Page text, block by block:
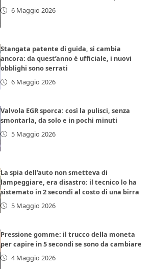
6 Maggio 2026
Stangata patente di guida, si cambia
ancora: da quest’anno è ufficiale, i nuovi
obblighi sono serrati
6 Maggio 2026
Valvola EGR sporca: così la pulisci, senza
smontarla, da solo e in pochi minuti
5 Maggio 2026
La spia dell’auto non smetteva di
lampeggiare, era disastro: il tecnico lo ha
sistemato in 2 secondi al costo di una birra
5 Maggio 2026
Pressione gomme: il trucco della moneta
per capire in 5 secondi se sono da cambiare
4 Maggio 2026